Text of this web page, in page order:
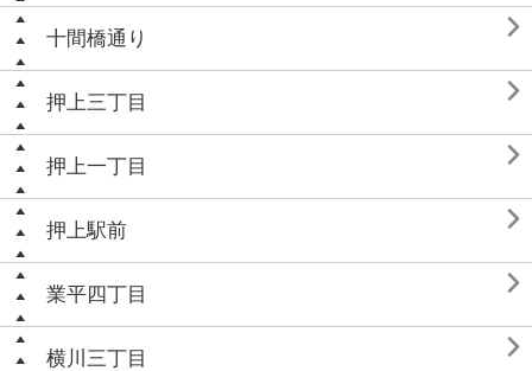
十間橋通り 
押上三丁目 
押上一丁目 
押上駅前 
業平四丁目 
横川三丁目 